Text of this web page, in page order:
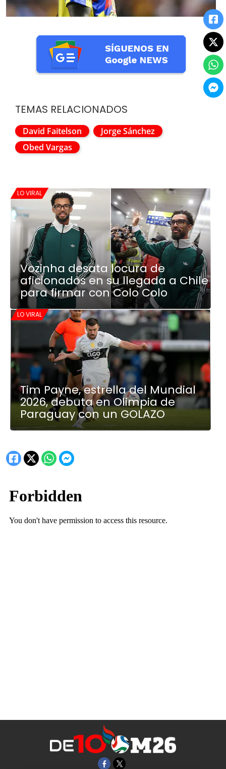
TEMAS RELACIONADOS
David Faitelson
Jorge Sánchez
Obed Vargas
LO VIRAL
Vozinha desata locura de
aficionados en su llegada a Chile
para firmar con Colo Colo
LO VIRAL
Tim Payne, estrella del Mundial
2026, debuta en Olimpia de
Paraguay con un GOLAZO